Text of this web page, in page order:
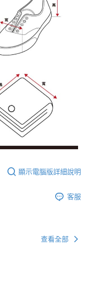
顯示電腦版詳細說明
客服
查看全部